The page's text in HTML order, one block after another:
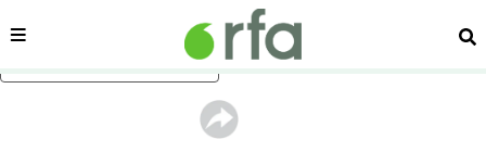
메인 콘텐츠로 건너뛰기
메뉴 검